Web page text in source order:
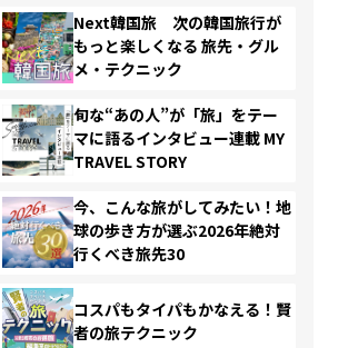
Next韓国旅 次の韓国旅行が
もっと楽しくなる 旅先・グル
メ・テクニック
旬な“あの人”が「旅」をテー
マに語るインタビュー連載 MY
TRAVEL STORY
今、こんな旅がしてみたい！地
球の歩き方が選ぶ2026年絶対
行くべき旅先30
コスパもタイパもかなえる！賢
者の旅テクニック